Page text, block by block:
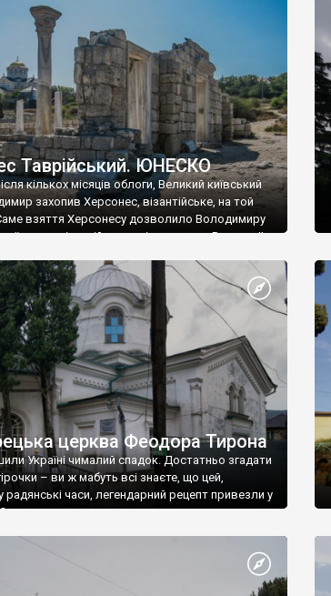
доби. Раритети викрадені з фондів об’єкту
спадщини ЮНЕСКО «Херсонеса Таврійського».
виставку «Золото Візантії», але експерти та
вважають це лише […]
Таврійський. ЮНЕСКО
кількох місяців облоги, Великий київський
захопив Херсонес, візантійське, на той
взяття Херсонесу дозволило Володимиру
умови візантійському імператору Василю ІІ,
язичник, став Василем-
А потім було Хрещення Русі. На честь
названо місто […]
церква Феодора Тирона
Україні чималий спадок. Достатньо згадати
– ви ж мабуть всі знаєте, що цей,
радянські часи, легендарний рецепт привезли у